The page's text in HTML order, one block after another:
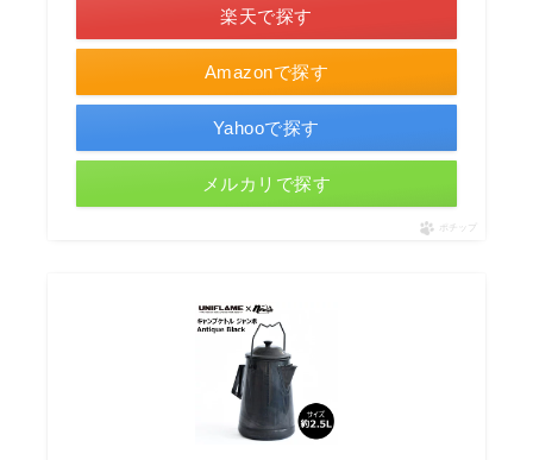
Amazonで探す
楽天で探す
Yahooで探す
メルカリで探す
ポチップ